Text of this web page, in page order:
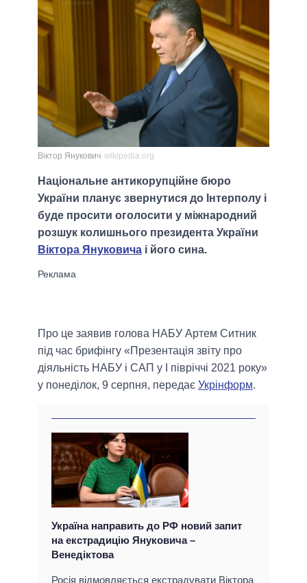
Віктор Янукович wikipedia.org
Національне антикорупційне бюро
України планує звернутися до Інтерполу і
буде просити оголосити у міжнародний
розшук колишнього президента України
Віктора Януковича і його сина.
Про це заявив голова НАБУ Артем Ситник
під час брифінгу «Презентація звіту про
діяльність НАБУ і САП у I півріччі 2021 року»
у понеділок, 9 серпня, передає Укрінформ.
Україна направить до РФ новий запит
на екстрадицію Януковича –
Венедіктова
Росія відмовляється екстрадувати Віктора